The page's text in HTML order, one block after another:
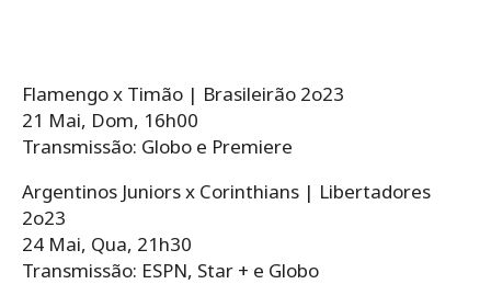
Flamengo x Timão | Brasileirão 2o23
21 Mai, Dom, 16h00
Transmissão: Globo e Premiere
Argentinos Juniors x Corinthians | Libertadores
2o23
24 Mai, Qua, 21h30
Transmissão: ESPN, Star + e Globo